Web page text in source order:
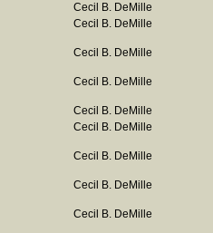
Cecil B. DeMille
Cecil B. DeMille
Cecil B. DeMille
Cecil B. DeMille
Cecil B. DeMille
Cecil B. DeMille
Cecil B. DeMille
Cecil B. DeMille
Cecil B. DeMille